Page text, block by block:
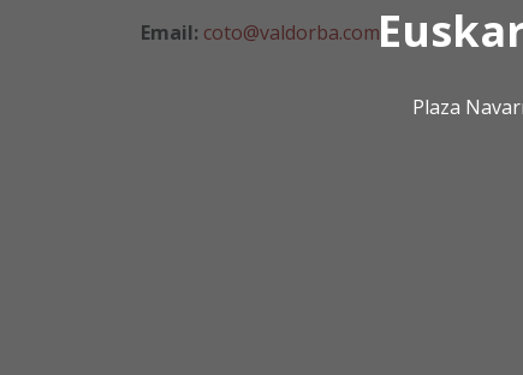
Plaza
Email: coto@valdorba.com